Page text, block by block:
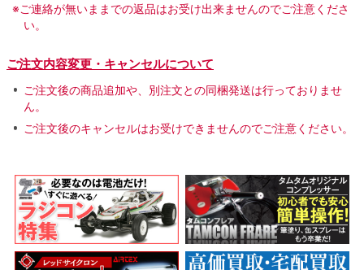
※ご連絡が無いままでの返品はお受け出来ませんのでご注意くださ
い。
ご注文内容変更・キャンセルについて
ご注文後の商品追加や、別注文との同梱発送は行っておりませ
ん。
ご注文後のキャンセルはお受けできませんのでご注意ください。